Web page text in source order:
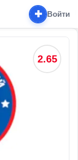
✚ Войти
2.65